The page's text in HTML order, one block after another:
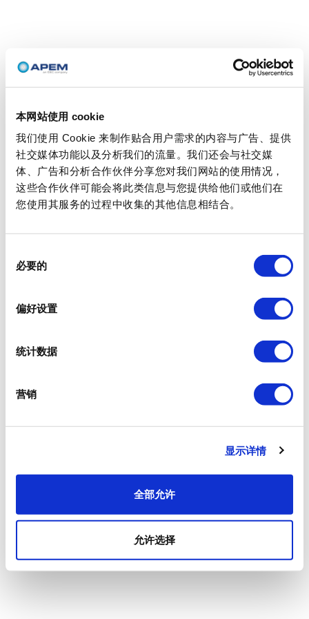
本网站使用 cookie
我们使用 Cookie 来制作贴合用户需求的内容与广告、提供
社交媒体功能以及分析我们的流量。我们还会与社交媒
体、广告和分析合作伙伴分享您对我们网站的使用情况，
这些合作伙伴可能会将此类信息与您提供给他们或他们在
您使用其服务的过程中收集的其他信息相结合。
必要的
偏好设置
统计数据
营销
显示详情
全部允许
允许选择